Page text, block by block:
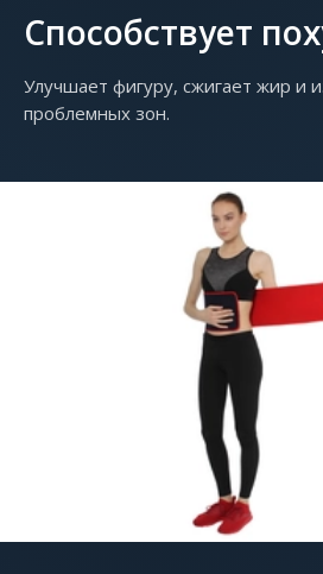
Способствует
Улучшает фигуру, сжигает жир и
проблемных зон.